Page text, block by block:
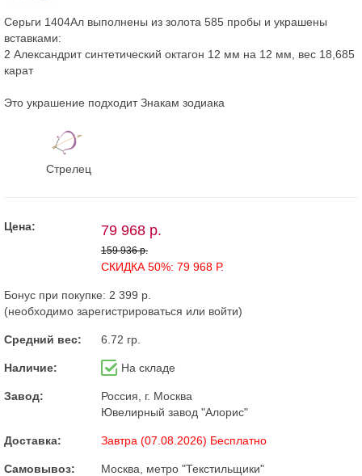
Серьги 1404Ал выполнены из золота 585 пробы и украшены
вставками:
2 Александрит синтетический октагон 12 мм на 12 мм, вес 18,685
карат
Это украшение подходит Знакам зодиака
Стрелец
Цена: 79 968 р.
159 936 р.
СКИДКА 50%: 79 968 Р.
Бонус при покупке: 2 399 р.
(необходимо зарегистрироваться или войти)
Средний вес: 6.72 гр.
Наличие: На складе
Завод:
Россия, г. Москва
Ювелирный завод "Алорис"
Доставка: Завтра (07.08.2026) Бесплатно
Самовывоз: Москва, метро "Текстильщики"